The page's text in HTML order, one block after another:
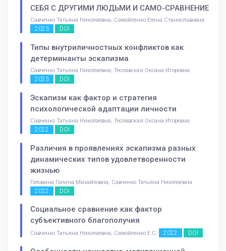
СЕБЯ С ДРУГИМИ ЛЮДЬМИ И САМО-СРАВНЕНИЕ
Савченко Татьяна Николаевна, Самойленко Елена Станиславовна
2023 DOI
Типы внутриличностных конфликтов как
детерминанты эскапизма
Савченко Татьяна Николаевна, Теславская Оксана Игоревна
2023 DOI
Эскапизм как фактор и стратегия
психологической адаптации личности
Савченко Татьяна Николаевна, Теславская Оксана Игоревна
2022 DOI
Различия в проявлениях эскапизма разных
динамических типов удовлетворенности
жизнью
Головина Галина Михайловна, Савченко Татьяна Николаевна
2022 DOI
Социальное сравнение как фактор
субъективного благополучия
Савченко Татьяна Николаевна, Самойленко Е.С. 2022 DOI